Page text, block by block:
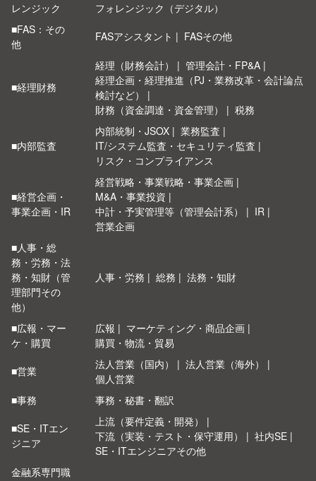
レンジック
フォレンジック（デジタル）
■FAS：その
他
FASアシスタント FASその他
■経理財務
経理（財務会計）
管理会計・FP&A
経理企画・経理推進（PJ・業務改革・会計論点
検討など）
財務（資金調達・資金管理）
税務
■内部監査
内部統制・JSOX
業務監査
IT/システム監査・セキュリティ監査
リスク・コンプライアンス
■経営企画・
事業企画・IR
経営戦略・事業戦略・事業企画
M&A・事業投資
中計・予実管理等（管理会計系）
IR
営業企画
■人事・総
務・労務・法
務・知財（管
理部門その
他）
人事・労務 総務 法務・知財
■広報・マー
ケ・購買
広報
マーケティング・商品企画
購買・物流・貿易
■営業
法人営業（国内）
法人営業（海外）
個人営業
■事務
事務・秘書・翻訳
■SE・ITエン
ジニア
上流（要件定義・開発）
下流（実装・テスト・保守運用）
社内SE
SE・ITエンジニアその他
金融系専門職